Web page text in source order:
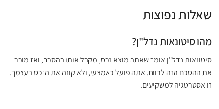
שאלות נפוצות
מהו סיטונאות נדל"ן?
סיטונאות נדל"ן אומר שאתה מוצא נכס, מקבל אותו בהסכם, ואז מוכר
את ההסכם הזה לרווח. אתה פועל כאמצעי, ולא קונה את הנכס בעצמך.
זו אסטרטגיה למשקיעים.